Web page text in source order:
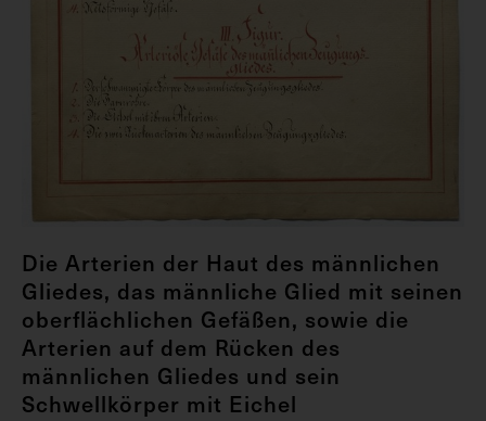
Die Arterien der Haut des männlichen
Gliedes, das männliche Glied mit seinen
oberflächlichen Gefäßen, sowie die
Arterien auf dem Rücken des
männlichen Gliedes und sein
Schwellkörper mit Eichel